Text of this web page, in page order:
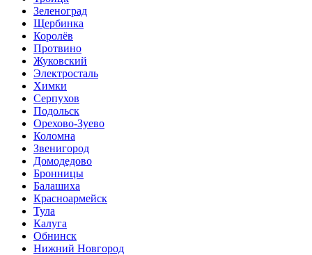
Зеленоград
Щербинка
Королёв
Протвино
Жуковский
Электросталь
Химки
Серпухов
Подольск
Орехово-Зуево
Коломна
Звенигород
Домодедово
Бронницы
Балашиха
Красноармейск
Тула
Калуга
Обнинск
Нижний Новгород